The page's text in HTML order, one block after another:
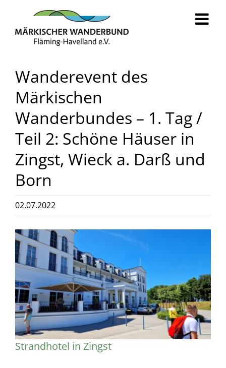
springen
Wanderevent des
Märkischen
Wanderbundes – 1. Tag /
Teil 2: Schöne Häuser in
Zingst, Wieck a. Darß und
Born
02.07.2022
Zeige
grösseres
Bild
Strandhotel in Zingst